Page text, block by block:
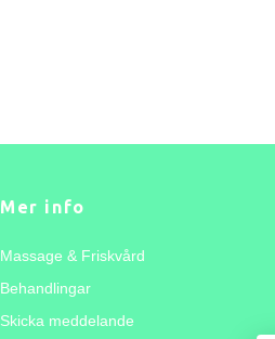
Mer info
Massage & Friskvård
Behandlingar
Skicka meddelande